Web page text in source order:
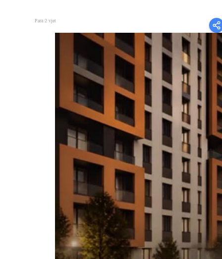
Para 2 vjet